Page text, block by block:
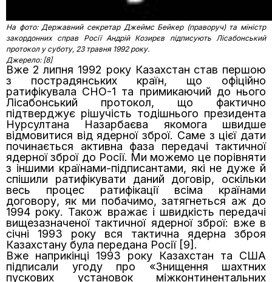
На фото: Державний секретар Джеймс Бейкер (праворуч) та міністр
закордонних справ Росії Андрій Козирєв підписують Лісабонський
протокол у суботу, 23 травня 1992 року.
Джерело: [8]
Вже 2 липня 1992 року Казахстан став першою
з пострадянських країн, що офіційно
ратифікувала СНО-1 та примикаючий до нього
Лісабонський протокол, що фактично
підтверджує рішучість тодішнього президента
Нурсултана Назарбаєва якомога швидше
відмовитися від ядерної зброї. Саме з цієї дати
починається активна фаза передачі тактичної
ядерної зброї до Росії. Ми можемо це порівняти
з іншими країнами-підписантами, які не дуже й
спішили ратифікувати даний договір, оскільки
весь процес ратифікації всіма країнами
договору, як ми побачимо, затягнеться аж до
1994 року. Також вражає і швидкість передачі
вищезазначеної тактичної ядерної зброї: вже в
січні 1993 року вся тактична ядерна зброя
Казахстану була передана Росії [9].
Вже наприкінці 1993 року Казахстан та США
підписали угоду про «Знищення шахтних
пускових установок міжконтинентальних